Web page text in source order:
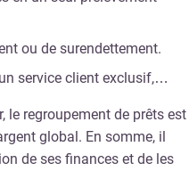
ou de surendettement.
service client exclusif,…​
le regroupement de prêts est
global. En somme, il
de ses finances et de les